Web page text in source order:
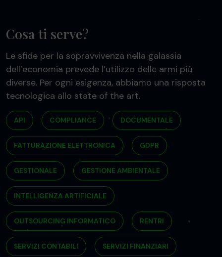
Cosa ti serve?
Le sfide per la sopravvivenza nella galassia
dell’economia prevede l’utilizzo delle armi più
diverse. Per ogni esigenza, abbiamo una risposta
tecnologica allo state of the art.
API COMPLIANCE DOCUMENTALE
FATTURAZIONE ELETTRONICA GDPR
GESTIONALE GESTIONE AMBIENTALE
INTELLIGENZA ARTIFICIALE
OUTSOURCING INFORMATICO RENTRI
SERVIZI CONTABILI SERVIZI FINANZIARI